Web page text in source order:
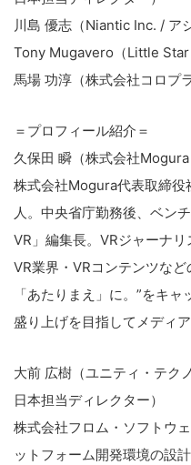
川島 優志（Niantic Inc. / ア
Tony Mugavero（Little Star
馬場 功淳（株式会社コロプ
＝プロフィール紹介＝
久保田 瞬（株式会社
株式会社Mogura代表取締役
人。中央省庁勤務後、ベン
VR」編集長。VRジャーナリ
VR業界・VRコンテンツな
「あたりまえ」に。”をキ
盛り上げを目指してメディ
大前 広樹（ユニティ・テク
日本担当ディレクター）
株式会社フロム・ソフトウ
ットフォーム開発環境の設